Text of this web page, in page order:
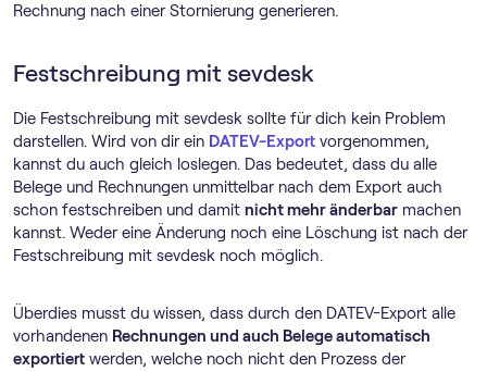
Rechnung nach einer Stornierung generieren.
Festschreibung mit sevdesk
Die Festschreibung mit sevdesk sollte für dich kein Problem
darstellen. Wird von dir ein DATEV-Export vorgenommen,
kannst du auch gleich loslegen. Das bedeutet, dass du alle
Belege und Rechnungen unmittelbar nach dem Export auch
schon festschreiben und damit nicht mehr änderbar machen
kannst. Weder eine Änderung noch eine Löschung ist nach der
Festschreibung mit sevdesk noch möglich.
Überdies musst du wissen, dass durch den DATEV-Export alle
vorhandenen Rechnungen und auch Belege automatisch
exportiert werden, welche noch nicht den Prozess der